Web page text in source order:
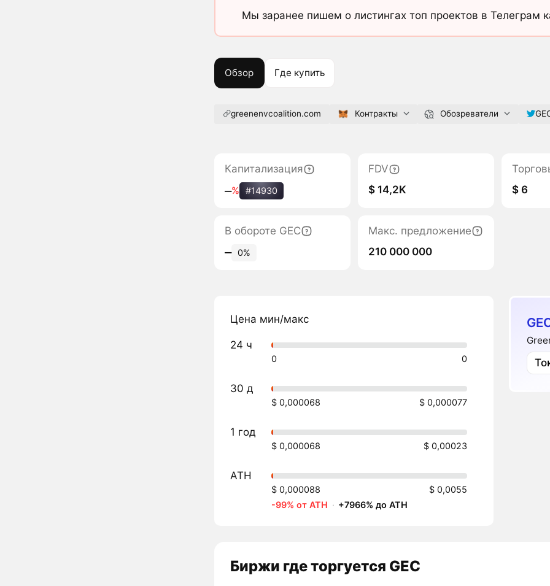
Мы заранее пишем о листингах топ проектов в Телеграм
Обзор Где купить
greenenvcoalition.com Контракты Обозреватели
Капитализация
‒% #14930
FDV
$ 14,2K
$ 6
В обороте GEC
‒ 0%
Макс. предложение
210 000 000
Цена мин/макс
24 ч
0 0
30 д
$ 0,000068 $ 0,000077
1 год
$ 0,000068 $ 0,00023
ATH
$ 0,000088
$ 0,0055
-99% от ATH · +7966% до ATH
Биржи где торгуется GEC